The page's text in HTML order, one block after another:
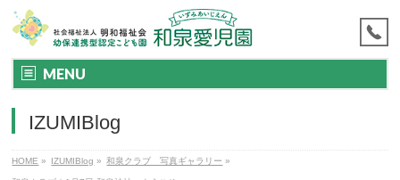
MENU
IZUMIBlog
HOME » IZUMIBlog » 和泉クラブ 写真ギャラリー »